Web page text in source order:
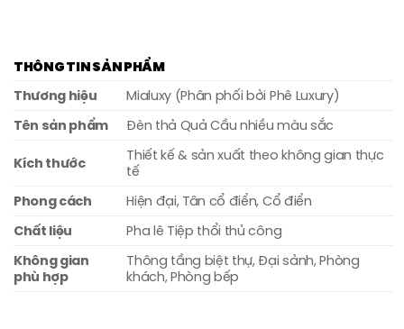
THÔNG TIN SẢN PHẨM
Thương hiệu
Mialuxy (Phân phối bởi Phê Luxury)
Tên sản phẩm
Đèn thả Quả Cầu nhiều màu sắc
Kích thước
Thiết kế & sản xuất theo không gian thực
tế
Phong cách
Hiện đại, Tân cổ điển, Cổ điển
Chất liệu
Pha lê Tiệp thổi thủ công
Không gian
phù hợp
Thông tầng biệt thự, Đại sảnh, Phòng
khách, Phòng bếp